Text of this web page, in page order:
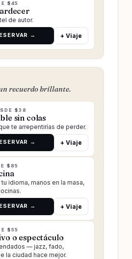
$45
de autor.
→ + Viaje
recuerdo brillante.
$38
sin colas
te arrepentirías de perder.
→ + Viaje
$85
idioma, manos en la masa,
→ + Viaje
$55
o espectáculo
— jazz, fado,
la ciudad hace mejor.